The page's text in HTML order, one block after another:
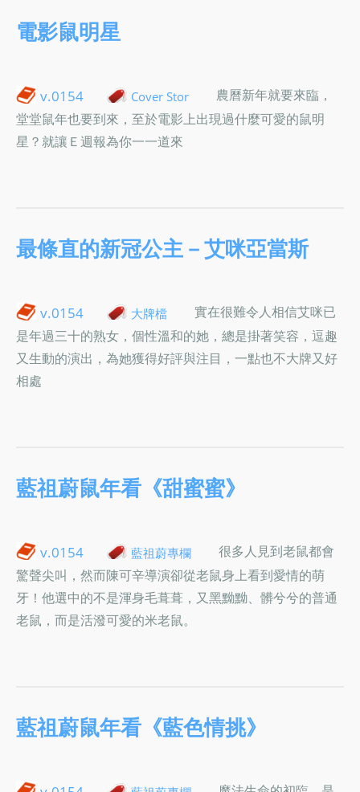
電影鼠明星
v.0154 Cover Stor
農曆新年就要來臨，
堂堂鼠年也要到來，至於電影上出現過什麼可愛的鼠明
星？就讓Ｅ週報為你一一道來
最條直的新冠公主－艾咪亞當斯
v.0154 大牌檔
實在很難令人相信艾咪已
是年過三十的熟女，個性溫和的她，總是掛著笑容，逗趣
又生動的演出，為她獲得好評與注目，一點也不大牌又好
相處
藍祖蔚鼠年看《甜蜜蜜》
v.0154 藍祖蔚專欄
很多人見到老鼠都會
驚聲尖叫，然而陳可辛導演卻從老鼠身上看到愛情的萌
牙！他選中的不是渾身毛葺葺，又黑黝黝、髒兮兮的普通
老鼠，而是活潑可愛的米老鼠。
藍祖蔚鼠年看《藍色情挑》